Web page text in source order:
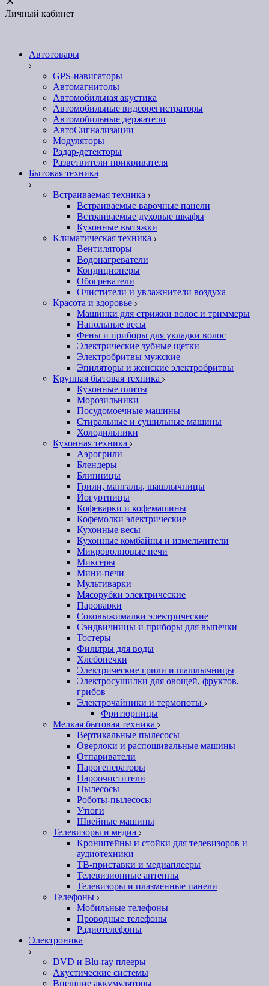
Личный кабинет
Автотовары
GPS-навигаторы
Автомагнитолы
Автомобильная акустика
Автомобильные видеорегистраторы
Автомобильные держатели
АвтоСигнализации
Модуляторы
Радар-детекторы
Разветвители прикривателя
Бытовая техника
Встраиваемая техника
Встраиваемые варочные панели
Встраиваемые духовые шкафы
Кухонные вытяжки
Климатическая техника
Вентиляторы
Водонагреватели
Кондиционеры
Обогреватели
Очистители и увлажнители воздуха
Красота и здоровье
Машинки для стрижки волос и триммеры
Напольные весы
Фены и приборы для укладки волос
Электрические зубные щетки
Электробритвы мужские
Эпиляторы и женские электробритвы
Крупная бытовая техника
Кухонные плиты
Морозильники
Посудомоечные машины
Стиральные и сушильные машины
Холодильники
Кухонная техника
Аэрогрили
Блендеры
Блинницы
Грили, мангалы, шашлычницы
Йогуртницы
Кофеварки и кофемашины
Кофемолки электрические
Кухонные весы
Кухонные комбайны и измельчители
Микроволновые печи
Миксеры
Мини-печи
Мультиварки
Мясорубки электрические
Пароварки
Соковыжималки электрические
Сэндвичницы и приборы для выпечки
Тостеры
Фильтры для воды
Хлебопечки
Электрические грили и шашлычницы
Электросушилки для овощей, фруктов,
грибов
Электрочайники и термопоты
Фритюрницы
Мелкая бытовая техника
Вертикальные пылесосы
Оверлоки и распошивальные машины
Отпариватели
Парогенераторы
Пароочистители
Пылесосы
Роботы-пылесосы
Утюги
Швейные машины
Телевизоры и медиа
Кронштейны и стойки для телевизоров и
аудиотехники
ТВ-приставки и медиаплееры
Телевизионные антенны
Телевизоры и плазменные панели
Телефоны
Мобильные телефоны
Проводные телефоны
Радиотелефоны
Электроника
DVD и Blu-ray плееры
Акустические системы
Внешние аккумуляторы